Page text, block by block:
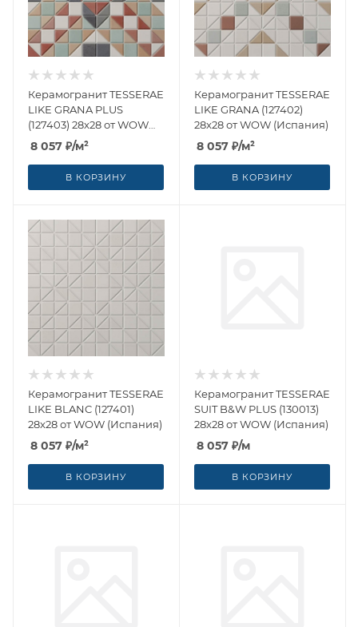
Керамогранит TESSERAE
LIKE GRANA PLUS
(127403) 28x28 от WOW
(Испания)
8 057 ₽/м²
В КОРЗИНУ
Керамогранит TESSERAE
LIKE GRANA (127402)
28x28 от WOW (Испания)
8 057 ₽/м²
В КОРЗИНУ
Керамогранит TESSERAE
LIKE BLANC (127401)
28x28 от WOW (Испания)
8 057 ₽/м²
В КОРЗИНУ
Керамогранит TESSERAE
SUIT B&W PLUS (130013)
28x28 от WOW (Испания)
8 057 ₽/м
В КОРЗИНУ